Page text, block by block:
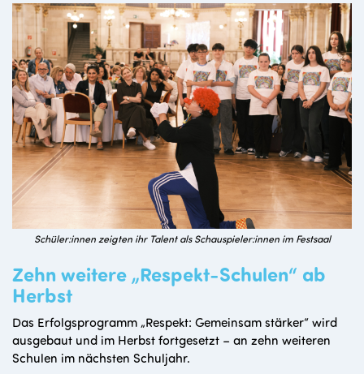
Schüler:innen zeigten ihr Talent als Schauspieler:innen im Festsaal
Zehn weitere „Respekt-Schulen“ ab
Herbst
Das Erfolgsprogramm „Respekt: Gemeinsam stärker“ wird
ausgebaut und im Herbst fortgesetzt – an zehn weiteren
Schulen im nächsten Schuljahr.